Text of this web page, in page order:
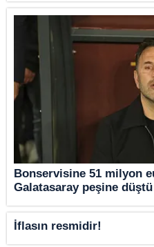
Bonservisine 51 milyon
Galatasaray peşine düştü
İflasın resmidir!